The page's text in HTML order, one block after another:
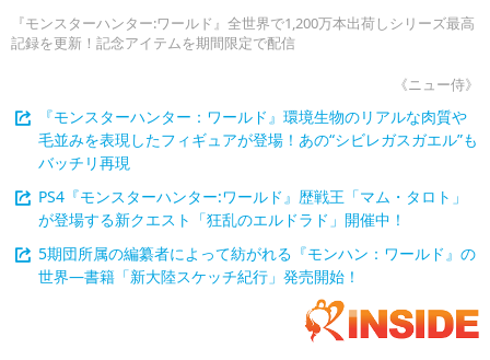
『モンスターハンター:ワールド』全世界で1,200万本出荷しシリーズ最高
記録を更新！記念アイテムを期間限定で配信
《ニュー侍》
『モンスターハンター：ワールド』環境生物のリアルな肉質や
毛並みを表現したフィギュアが登場！あの“シビレガスガエル”も
バッチリ再現
PS4『モンスターハンター:ワールド』歴戦王「マム・タロト」
が登場する新クエスト「狂乱のエルドラド」開催中！
5期団所属の編纂者によって紡がれる『モンハン：ワールド』の
世界―書籍「新大陸スケッチ紀行」発売開始！